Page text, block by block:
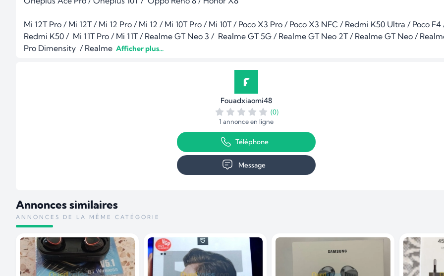
Mi 12T Pro / Mi 12T / Mi 12 Pro / Mi 12 / Mi 10T Pro / Mi 10T / Poco X3 Pro / Poco X3 NFC / Redmi K50 Ultra / Poco F4
Redmi K50 /  Mi 11T Pro / Mi 11T / Realme GT Neo 3 /  Realme GT 5G / Realme GT Neo 2T / Realme GT Neo /
Pro Dimensity  / Realme Afficher plus...
Fouadxiaomi48
(0)
1 annonce en ligne
Téléphone
Message
Annonces similaires
ANNONCES DE LA MÊME CATÉGORIE